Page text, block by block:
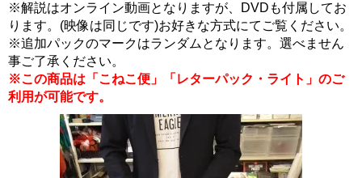
※解説はオンライン動画となりますが、DVDも付属してお
ります。(映像は同じです)お好きな方式にてご覧ください。
※追加パックのマークはランダムとなります。選べません
事ご了承ください。
※この商品は「こねこ便」「レターパック・ライト」のご
利用が可能です。